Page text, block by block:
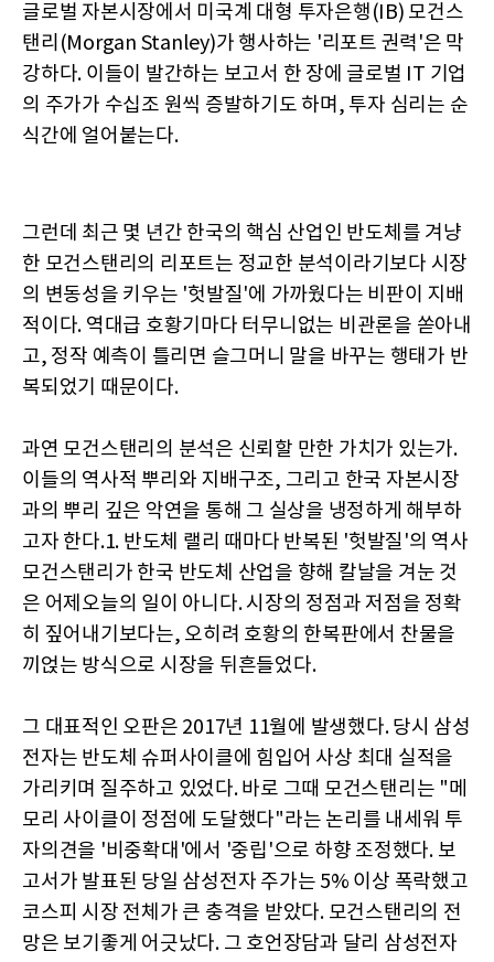
글로벌 자본시장에서 미국계 대형 투자은행(IB) 모건스
탠리(Morgan Stanley)가 행사하는 '리포트 권력'은 막
강하다. 이들이 발간하는 보고서 한 장에 글로벌 IT 기업
의 주가가 수십조 원씩 증발하기도 하며, 투자 심리는 순
식간에 얼어붙는다.
그런데 최근 몇 년간 한국의 핵심 산업인 반도체를 겨냥
한 모건스탠리의 리포트는 정교한 분석이라기보다 시장
의 변동성을 키우는 '헛발질'에 가까웠다는 비판이 지배
적이다. 역대급 호황기마다 터무니없는 비관론을 쏟아내
고, 정작 예측이 틀리면 슬그머니 말을 바꾸는 행태가 반
복되었기 때문이다.
과연 모건스탠리의 분석은 신뢰할 만한 가치가 있는가.
이들의 역사적 뿌리와 지배구조, 그리고 한국 자본시장
과의 뿌리 깊은 악연을 통해 그 실상을 냉정하게 해부하
고자 한다.1. 반도체 랠리 때마다 반복된 '헛발질'의 역사
모건스탠리가 한국 반도체 산업을 향해 칼날을 겨눈 것
은 어제오늘의 일이 아니다. 시장의 정점과 저점을 정확
히 짚어내기보다는, 오히려 호황의 한복판에서 찬물을
끼얹는 방식으로 시장을 뒤흔들었다.
그 대표적인 오판은 2017년 11월에 발생했다. 당시 삼성
전자는 반도체 슈퍼사이클에 힘입어 사상 최대 실적을
가리키며 질주하고 있었다. 바로 그때 모건스탠리는 "메
모리 사이클이 정점에 도달했다"라는 논리를 내세워 투
자의견을 '비중확대'에서 '중립'으로 하향 조정했다. 보
고서가 발표된 당일 삼성전자 주가는 5% 이상 폭락했고
코스피 시장 전체가 큰 충격을 받았다. 모건스탠리의 전
망은 보기좋게 어긋났다. 그 호언장담과 달리 삼성전자